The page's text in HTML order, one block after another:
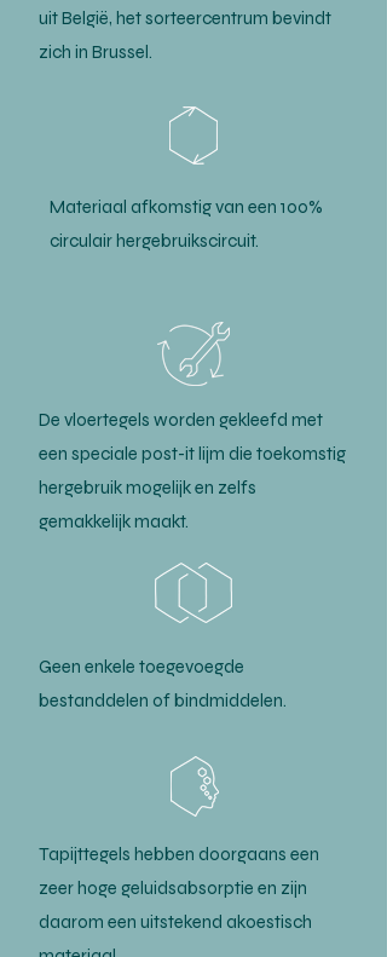
uit België, het sorteercentrum bevindt
zich in Brussel.
Materiaal afkomstig van een 100%
circulair hergebruikscircuit.
De vloertegels worden gekleefd met
een speciale post-it lijm die toekomstig
hergebruik mogelijk en zelfs
gemakkelijk maakt.
Geen enkele toegevoegde
bestanddelen of bindmiddelen.
Tapijttegels hebben doorgaans een
zeer hoge geluidsabsorptie en zijn
daarom een uitstekend akoestisch